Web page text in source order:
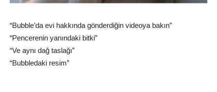
“Bubble’da evi hakkında gönderdiğin videoya bakın”
“Pencerenin yanındaki bitki”
“Ve aynı dağ taslağı”
“Bubbledaki resim”